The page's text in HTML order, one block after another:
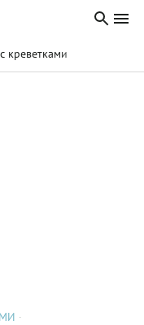
креветками